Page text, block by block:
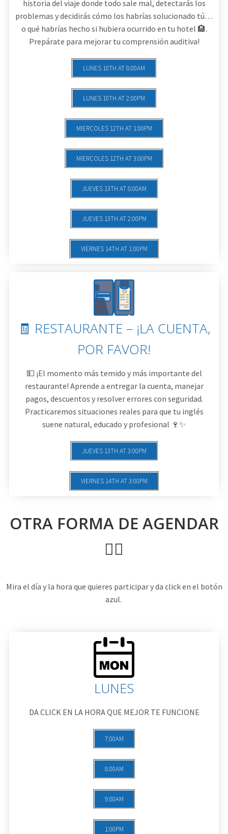
historia del viaje donde todo sale mal, detectarás los
problemas y decidirás cómo los habrías solucionado tú…
o qué habrías hecho si hubiera ocurrido en tu hotel 🏨.
Prepárate para mejorar tu comprensión auditiva!
LUNES 10TH AT 8:00AM
LUNES 10TH AT 2:00PM
MIERCOLES 12TH AT 1:00PM
MIERCOLES 12TH AT 3:00PM
JUEVES 13TH AT 8:00AM
JUEVES 13TH AT 2:00PM
VIERNES 14TH AT 1:00PM
🧾 RESTAURANTE – ¡LA CUENTA,
POR FAVOR!
💵 ¡El momento más temido y más importante del
restaurante! Aprende a entregar la cuenta, manejar
pagos, descuentos y resolver errores con seguridad.
Practicaremos situaciones reales para que tu inglés
suene natural, educado y profesional 🍷✨
JUEVES 13TH AT 3:00PM
VIERNES 14TH AT 3:00PM
OTRA FORMA DE AGENDAR
👇🏼
Mira el día y la hora que quieres participar y da click en el botón
azul.
LUNES
DA CLICK EN LA HORA QUE MEJOR TE FUNCIONE
7:00AM
8:00AM
9:00AM
1:00PM